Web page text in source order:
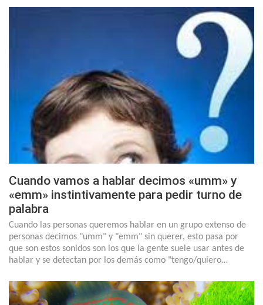
Cuando vamos a hablar decimos «umm» y
«emm» instintivamente para pedir turno de
palabra
Cuando las personas queremos hablar en un grupo extenso de
personas decimos "umm" y "emm" sin querer, esto pasa por
que son estos sonidos son los que la gente suele usar antes de
hablar y se detectan por los demás como "tengo/quiero…